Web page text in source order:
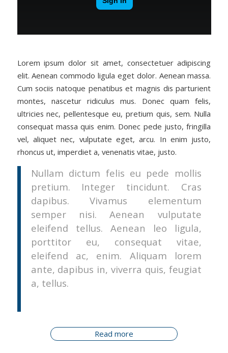
Lorem ipsum dolor sit amet, consectetuer adipiscing
elit. Aenean commodo ligula eget dolor. Aenean massa.
Cum sociis natoque penatibus et magnis dis parturient
montes, nascetur ridiculus mus. Donec quam felis,
ultricies nec, pellentesque eu, pretium quis, sem. Nulla
consequat massa quis enim. Donec pede justo, fringilla
vel, aliquet nec, vulputate eget, arcu. In enim justo,
rhoncus ut, imperdiet a, venenatis vitae, justo.
Nullam dictum felis eu pede mollis
pretium. Integer tincidunt. Cras
dapibus. Vivamus elementum
semper nisi. Aenean vulputate
eleifend tellus. Aenean leo ligula,
porttitor eu, consequat vitae,
eleifend ac, enim. Aliquam lorem
ante, dapibus in, viverra quis, feugiat
a, tellus.
Read more